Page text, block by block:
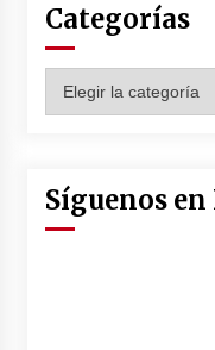
Categorías
Síguenos